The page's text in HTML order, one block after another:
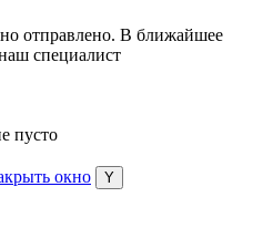
отправлено. В ближайшее
специалист
пусто
окно